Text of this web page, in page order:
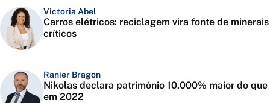
Victoria Abel
Carros elétricos: reciclagem vira fonte de minerais
críticos
Ranier Bragon
Nikolas declara patrimônio 10.000% maior do que
em 2022